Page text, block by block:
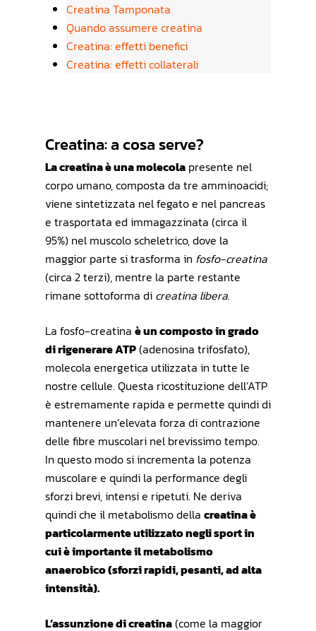
Creatina Tamponata
Quando assumere creatina
Creatina: effetti benefici
Creatina: effetti collaterali
Creatina: a cosa serve?
La creatina è una molecola presente nel
corpo umano, composta da tre amminoacidi;
viene sintetizzata nel fegato e nel pancreas
e trasportata ed immagazzinata (circa il
95%) nel muscolo scheletrico, dove la
maggior parte si trasforma in fosfo-creatina
(circa 2 terzi), mentre la parte restante
rimane sottoforma di creatina libera.
La fosfo-creatina è un composto in grado
di rigenerare ATP(adenosina trifosfato),
molecola energetica utilizzata in tutte le
nostre cellule. Questa ricostituzione dell’ATP
è estremamente rapida e permette quindi di
mantenere un’elevata forza di contrazione
delle fibre muscolari nel brevissimo tempo.
In questo modo si incrementa la potenza
muscolare e quindi la performance degli
sforzi brevi, intensi e ripetuti. Ne deriva
quindi che il metabolismo della creatina è
particolarmente utilizzato negli sport in
cui è importante il metabolismo
anaerobico (sforzi rapidi, pesanti, ad alta
intensità).
L’assunzione di creatina(come la maggior